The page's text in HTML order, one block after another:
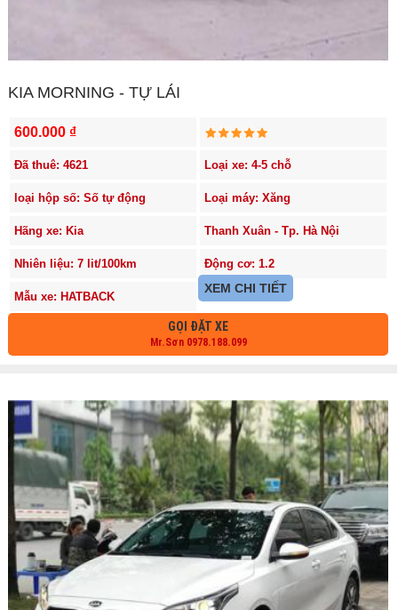
KIA MORNING - TỰ LÁI
600.000 ₫
Đã thuê: 4621 Loại xe: 4-5 chỗ
loại hộp số: Số tự động Loại máy: Xăng
Hãng xe: Kia Thanh Xuân - Tp. Hà Nội
Nhiên liệu: 7 lit/100km Động cơ: 1.2
Mẫu xe: HATBACK
XEM CHI TIẾT
GỌI ĐẶT XE
Mr.Sơn 0978.188.099